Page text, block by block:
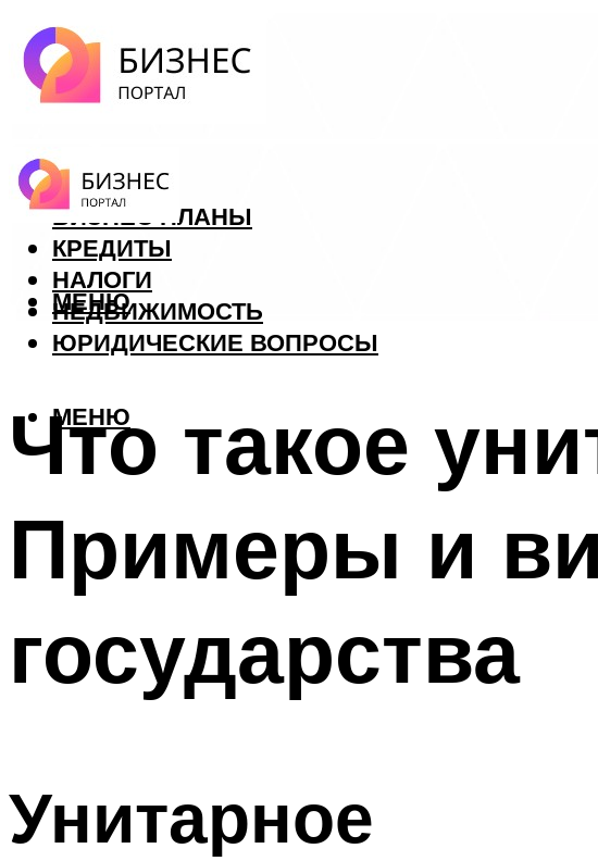
ФОРЕКС
БИЗНЕС ПЛАНЫ
КРЕДИТЫ
НАЛОГИ
НЕДВИЖИМОСТЬ
ЮРИДИЧЕСКИЕ ВОПРОСЫ
МЕНЮ
МЕНЮ
Что такое
Примеры и
государства
Унитарное